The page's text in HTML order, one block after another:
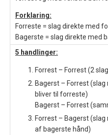
Forklaring:
Forreste = slag direkte med
Bagerste = slag direkte med
5 handlinger:
Forrest – Forrest (2
Bagerst – Forrest
bliver til forreste)
Bagerst – Forrest
Forrest – Bagerst
af bagerste hånd)